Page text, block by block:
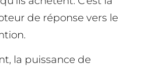
de réponse vers le
la puissance de